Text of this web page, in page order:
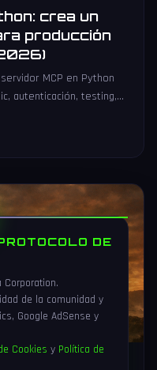
crea un
producción
MCP en Python
autenticación, testing,
DE
Corporation.
de la comunidad y
Google AdSense y
Cookies y Política de